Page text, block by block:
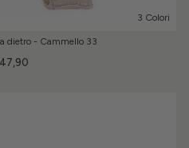
3 Colori
dietro - Cammello 33